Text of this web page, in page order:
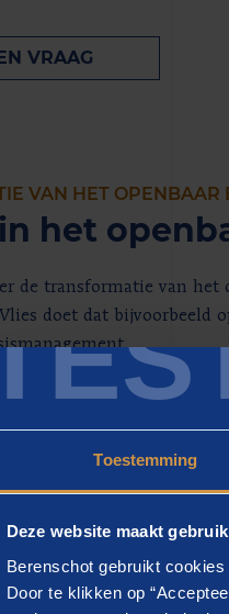
Toestemming
Deze website maakt
Berenschot gebruikt
Door te klikken op
VRAAG
VAN HET OPENBAAR
het
de transformatie van het
doet dat bijvoorbeeld
voor uw organisatie
met Vincent of een van zijn
VRAAG